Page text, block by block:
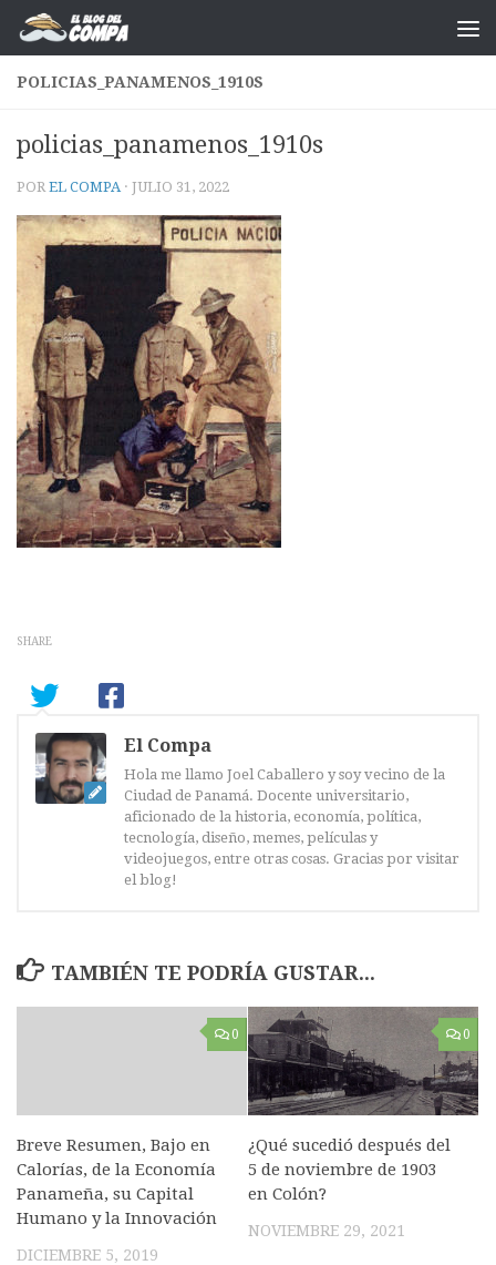
Saltar al contenido
POLICIAS_PANAMENOS_1910S
policias_panamenos_1910s
POR EL COMPA · JULIO 31, 2022
SHARE
El Compa
Hola me llamo Joel Caballero y soy vecino de la
Ciudad de Panamá. Docente universitario,
aficionado de la historia, economía, política,
tecnología, diseño, memes, películas y
videojuegos, entre otras cosas. Gracias por visitar
el blog!
TAMBIÉN TE PODRÍA GUSTAR...
0
Breve Resumen, Bajo en
Calorías, de la Economía
Panameña, su Capital
Humano y la Innovación
DICIEMBRE 5, 2019
0
¿Qué sucedió después del
5 de noviembre de 1903
en Colón?
NOVIEMBRE 29, 2021